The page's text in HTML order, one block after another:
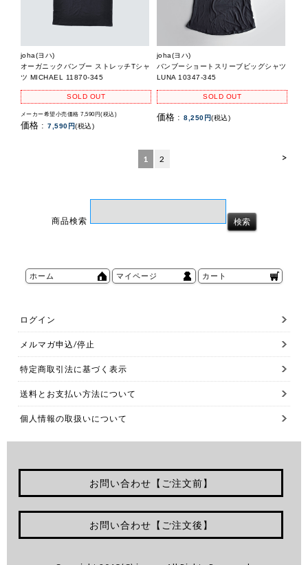
joha(ヨハ)
オーガニックバンブー ストレッチTシャ
ツ MICHAEL 11870-345
SOLD OUT
メーカー希望小売価格 7,590円(税込)
価格 : 7,590円(税込)
joha(ヨハ)
バンブーショートスリーブビッグシャツ
LUNA 10347-345
SOLD OUT
価格 : 8,250円(税込)
>
1 2
商品検索
ホーム マイページ カート
ログイン
メルマガ申込/停止
特定商取引法に基づく表示
送料とお支払い方法について
個人情報の取扱いについて
お問い合わせ【ご注文前】
お問い合わせ【ご注文後】